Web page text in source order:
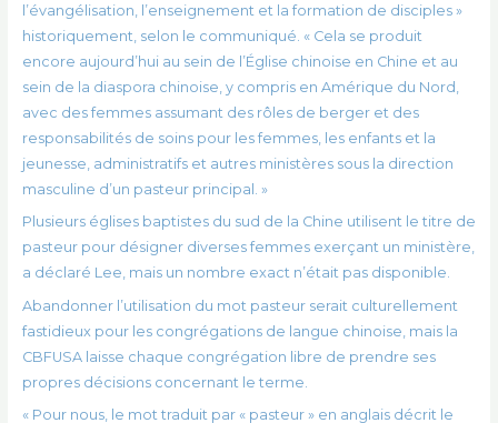
l’évangélisation, l’enseignement et la formation de disciples »
historiquement, selon le communiqué. « Cela se produit
encore aujourd’hui au sein de l’Église chinoise en Chine et au
sein de la diaspora chinoise, y compris en Amérique du Nord,
avec des femmes assumant des rôles de berger et des
responsabilités de soins pour les femmes, les enfants et la
jeunesse, administratifs et autres ministères sous la direction
masculine d’un pasteur principal. »
Plusieurs églises baptistes du sud de la Chine utilisent le titre de
pasteur pour désigner diverses femmes exerçant un ministère,
a déclaré Lee, mais un nombre exact n’était pas disponible.
Abandonner l’utilisation du mot pasteur serait culturellement
fastidieux pour les congrégations de langue chinoise, mais la
CBFUSA laisse chaque congrégation libre de prendre ses
propres décisions concernant le terme.
« Pour nous, le mot traduit par « pasteur » en anglais décrit le